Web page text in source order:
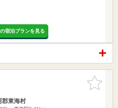
宿泊プランを見る
お気に入
りに追加
郡東海村